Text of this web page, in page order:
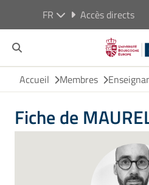
FR Accès directs
Accueil Membres
Fiche de